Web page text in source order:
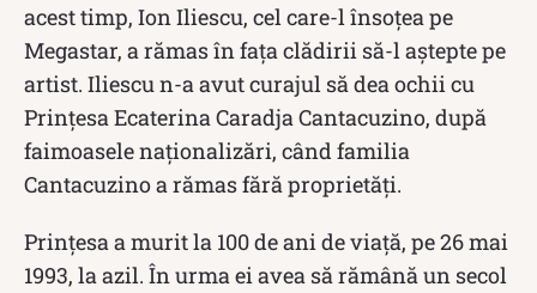
acest timp, Ion Iliescu, cel care-l însoțea pe
Megastar, a rămas în fața clădirii să-l aștepte pe
artist. Iliescu n-a avut curajul să dea ochii cu
Prințesa Ecaterina Caradja Cantacuzino, după
faimoasele naționalizări, când familia
Cantacuzino a rămas fără proprietăți.
Prințesa a murit la 100 de ani de viaţă, pe 26 mai
1993, la azil. În urma ei avea să rămână un secol